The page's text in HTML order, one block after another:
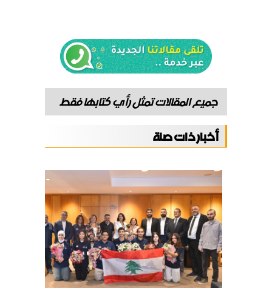
جميع المقالات تمثل رأي كتابها فقط
أخبار ذات صلة